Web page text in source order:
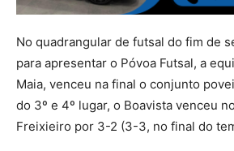
No quadrangular de futsal do fim de
para apresentar o Póvoa Futsal, a
Maia, venceu na final o conjunto
do 3º e 4º lugar, o Boavista venceu
Freixieiro por 3-2 (3-3, no final do